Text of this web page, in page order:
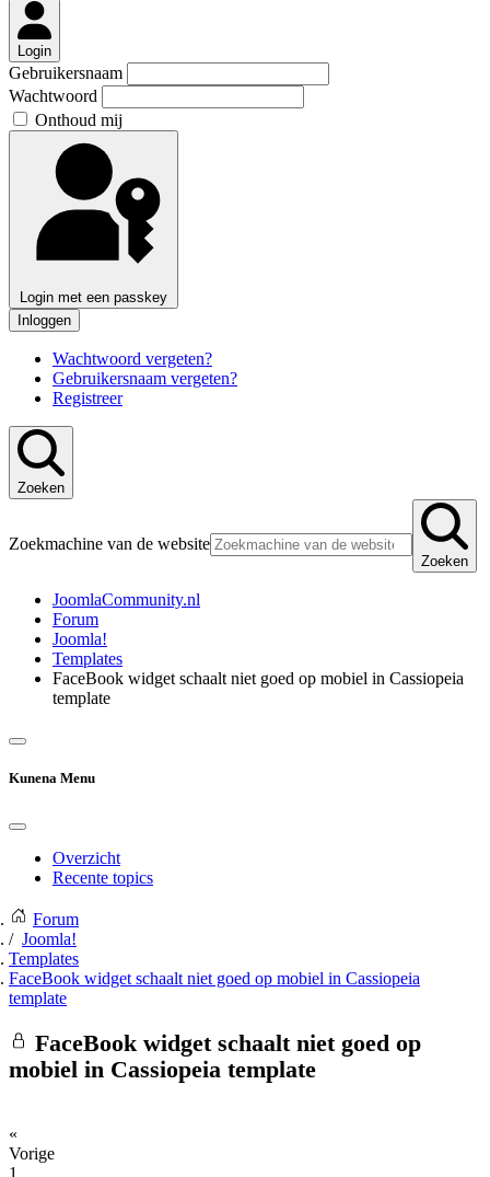
Login
Gebruikersnaam
Wachtwoord
Onthoud mij
Login met een passkey
Inloggen
Wachtwoord vergeten?
Gebruikersnaam vergeten?
Registreer
Zoeken
Zoekmachine van de website
Zoeken
JoomlaCommunity.nl
Forum
Joomla!
Templates
FaceBook widget schaalt niet goed op mobiel in Cassiopeia
template
Kunena Menu
Overzicht
Recente topics
Forum
Joomla!
Templates
FaceBook widget schaalt niet goed op mobiel in Cassiopeia
template
FaceBook widget schaalt niet goed op
mobiel in Cassiopeia template
«
Vorige